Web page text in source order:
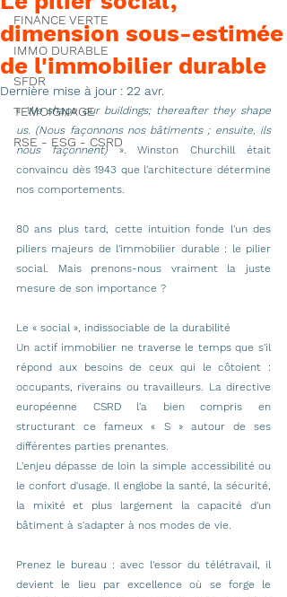
FINANCE VERTE
IMMO DURABLE
SFDR
TEMOIGNAGE
RSE - ESG - CSRD
dimension sous-estimée
de l'immobilier durable
Dernière mise à jour : 22 avr.
« We shape our buildings; thereafter they shape
us. (Nous façonnons nos bâtiments ; ensuite, ils
nous façonnent) ». Winston Churchill était
convaincu dès 1943 que l'architecture détermine
nos comportements.
80 ans plus tard, cette intuition fonde l'un des
piliers majeurs de l'immobilier durable : le pilier
social. Mais prenons-nous vraiment la juste
mesure de son importance ?
Le « social », indissociable de la durabilité
Un actif immobilier ne traverse le temps que s'il
répond aux besoins de ceux qui le côtoient :
occupants, riverains ou travailleurs. La directive
européenne CSRD l'a bien compris en
structurant ce fameux « S » autour de ses
différentes parties prenantes.
L'enjeu dépasse de loin la simple accessibilité ou
le confort d'usage. Il englobe la santé, la sécurité,
la mixité et plus largement la capacité d'un
bâtiment à s'adapter à nos modes de vie.
Prenez le bureau : avec l'essor du télétravail, il
devient le lieu par excellence où se forge le